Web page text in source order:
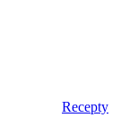
Recepty